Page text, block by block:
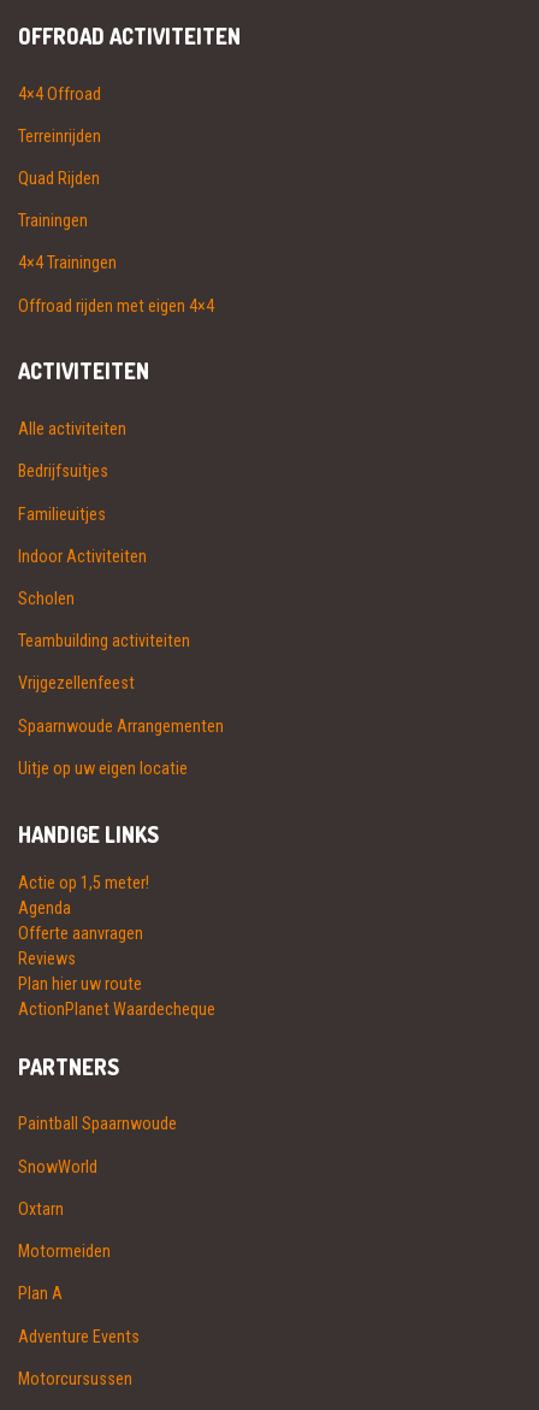
OFFROAD ACTIVITEITEN
4×4 Offroad
Terreinrijden
Quad Rijden
Trainingen
4×4 Trainingen
Offroad rijden met eigen 4×4
ACTIVITEITEN
Alle activiteiten
Bedrijfsuitjes
Familieuitjes
Indoor Activiteiten
Scholen
Teambuilding activiteiten
Vrijgezellenfeest
Spaarnwoude Arrangementen
Uitje op uw eigen locatie
HANDIGE LINKS
Actie op 1,5 meter!
Agenda
Offerte aanvragen
Reviews
Plan hier uw route
ActionPlanet Waardecheque
PARTNERS
Paintball Spaarnwoude
SnowWorld
Oxtarn
Motormeiden
Plan A
Adventure Events
Motorcursussen